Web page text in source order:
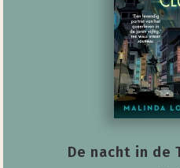
De nacht in de